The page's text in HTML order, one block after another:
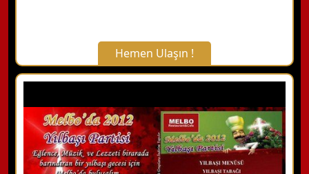
Hemen Ulaşın !
X Kapat
WhatsApp ile Bilgi Alın
Hemen Arayın